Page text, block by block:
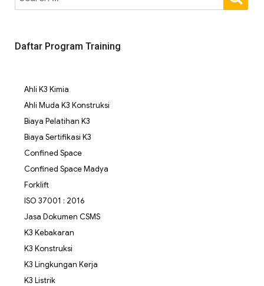
Daftar Program Training
Ahli K3 Kimia
Ahli Muda K3 Konstruksi
Biaya Pelatihan K3
Biaya Sertifikasi K3
Confined Space
Confined Space Madya
Forklift
ISO 37001 : 2016
Jasa Dokumen CSMS
K3 Kebakaran
K3 Konstruksi
K3 Lingkungan Kerja
K3 Listrik